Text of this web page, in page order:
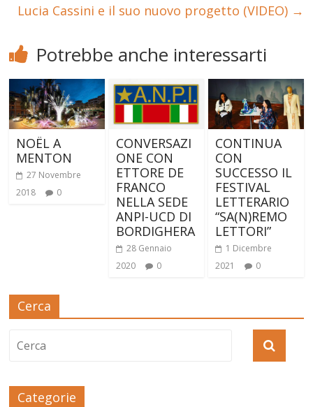
Lucia Cassini e il suo nuovo progetto (VIDEO) →
Potrebbe anche interessarti
NOËL A
MENTON
27 Novembre
2018
0
CONVERSAZI
ONE CON
ETTORE DE
FRANCO
NELLA SEDE
ANPI-UCD DI
BORDIGHERA
28 Gennaio
2020
0
CONTINUA
CON
SUCCESSO IL
FESTIVAL
LETTERARIO
“SA(N)REMO
LETTORI”
1 Dicembre
2021
0
Cerca
Categorie